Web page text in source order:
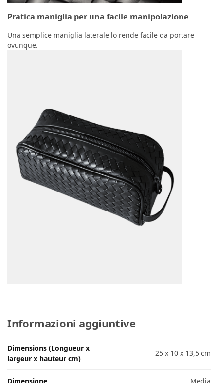
Pratica maniglia per una facile manipolazione
Una semplice maniglia laterale lo rende facile da portare
ovunque.
Informazioni aggiuntive
Dimensions (Longueur x
largeur x hauteur cm)
25 x 10 x 13,5 cm
Dimensione Media